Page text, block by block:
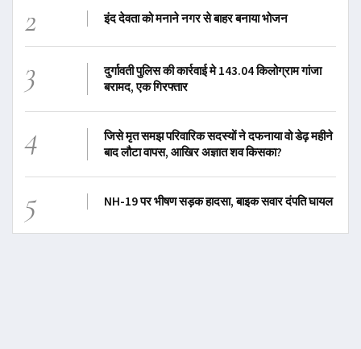
2 इंद देवता को मनाने नगर से बाहर बनाया भोजन
3
दुर्गावती पुलिस की कार्रवाई मे 143.04 किलोग्राम गांजा
बरामद, एक गिरफ्तार
4
जिसे मृत समझ परिवारिक सदस्यों ने दफनाया वो डेढ़ महीने
बाद लौटा वापस, आखिर अज्ञात शव किसका?
5 NH-19 पर भीषण सड़क हादसा, बाइक सवार दंपति घायल